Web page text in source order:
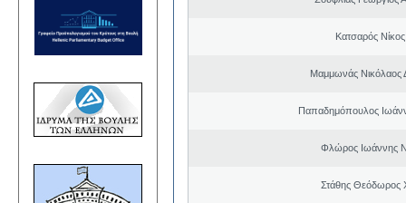
Κατσαρός
Μαμμωνάς Νικόλαος
Παπαδημόπουλος
Φλώρος Ιωάννης
Στάθης Θεόδωρος